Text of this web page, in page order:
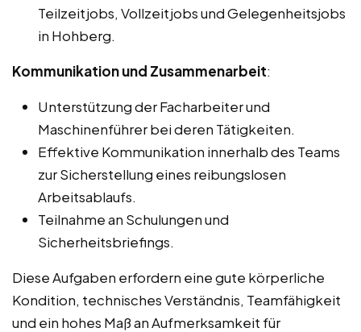
Teilzeitjobs, Vollzeitjobs und Gelegenheitsjobs
in Hohberg.
Kommunikation und Zusammenarbeit:
Unterstützung der Facharbeiter und
Maschinenführer bei deren Tätigkeiten.
Effektive Kommunikation innerhalb des Teams
zur Sicherstellung eines reibungslosen
Arbeitsablaufs.
Teilnahme an Schulungen und
Sicherheitsbriefings.
Diese Aufgaben erfordern eine gute körperliche
Kondition, technisches Verständnis, Teamfähigkeit
und ein hohes Maß an Aufmerksamkeit für